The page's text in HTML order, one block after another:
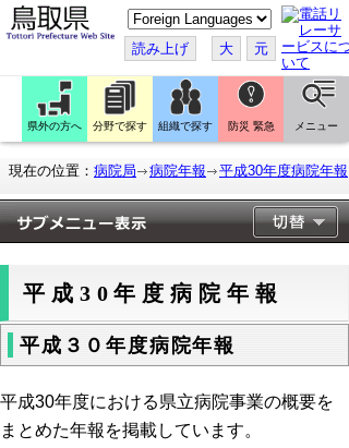
こ
の
ペ
ー
ジ
翻
訳
す
る
読み上げ 大 元
県外の方へ 分野で探す 組織で探す 防災 緊急 メニュー
現在の位置： 病院局 病院年報 平成30年度病院年報
平成30年度病院年報
平成３０年度病院年報
平成30年度における県立病院事業の概要を
まとめた年報を掲載しています。